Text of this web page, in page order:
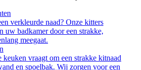
verkleurde naad? Onze kitters
uw badkamer door een strakke,
meegaat.
keuken vraagt om een strakke kitnaad
en spoelbak. Wij zorgen voor een